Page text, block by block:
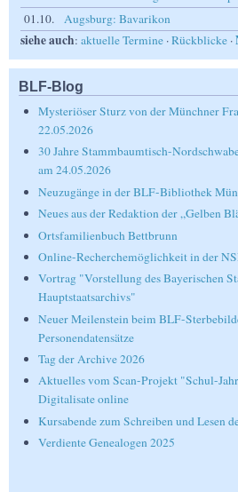
01.10.
Augsburg: Bavarikon
siehe auch: aktuelle Termine ·Rückblicke ·
BLF-Blog
Mysteriöser Sturz von der Münchner
22.05.2026
30 Jahre Stammbaumtisch-
am 24.05.2026
Neuzugänge in der BLF-Bibliothek
Neues aus der Redaktion der „Gelben
Ortsfamilienbuch Bettbrunn
Online-Recherchemöglichkeit in der
Vortrag "Vorstellung des Bayerischen
Hauptstaatsarchivs"
Neuer Meilenstein beim BLF-
Personendatensätze
Tag der Archive 2026
Aktuelles vom Scan-Projekt "Schul-
Digitalisate online
Kursabende zum Schreiben und Lesen
Verdiente Genealogen 2025